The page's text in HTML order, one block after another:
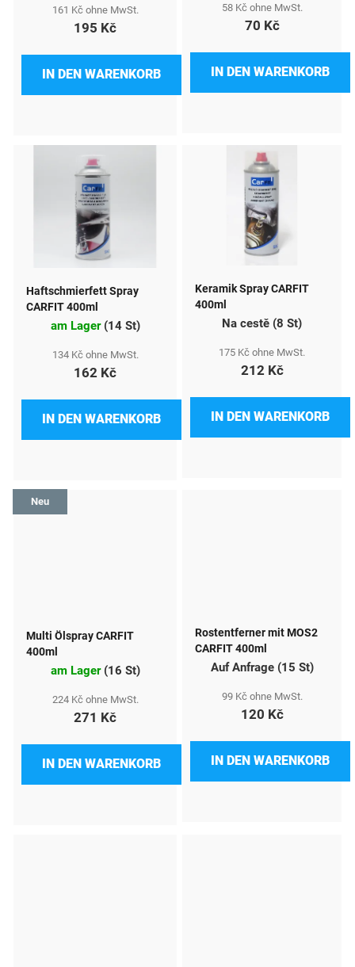
d
161 Kč ohne MwSt.
195 Kč
IN DEN WARENKORB
58 Kč ohne MwSt.
70 Kč
IN DEN WARENKORB
Haftschmierfett Spray
CARFIT 400ml
am Lager (14 St)
134 Kč ohne MwSt.
162 Kč
IN DEN WARENKORB
Keramik Spray CARFIT
400ml
Na cestě (8 St)
175 Kč ohne MwSt.
212 Kč
IN DEN WARENKORB
Neu
Multi Ölspray CARFIT
400ml
am Lager (16 St)
224 Kč ohne MwSt.
271 Kč
IN DEN WARENKORB
Rostentferner mit MOS2
CARFIT 400ml
Auf Anfrage (15 St)
99 Kč ohne MwSt.
120 Kč
IN DEN WARENKORB